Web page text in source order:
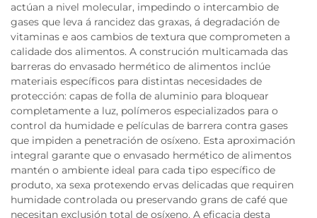
actúan a nivel molecular, impedindo o intercambio de
gases que leva á rancidez das graxas, á degradación de
vitaminas e aos cambios de textura que comprometen a
calidade dos alimentos. A construción multicamada das
barreras do envasado hermético de alimentos inclúe
materiais específicos para distintas necesidades de
protección: capas de folla de aluminio para bloquear
completamente a luz, polímeros especializados para o
control da humidade e películas de barrera contra gases
que impiden a penetración de osíxeno. Esta aproximación
integral garante que o envasado hermético de alimentos
mantén o ambiente ideal para cada tipo específico de
produto, xa sexa protexendo ervas delicadas que requiren
humidade controlada ou preservando grans de café que
necesitan exclusión total de osíxeno. A eficacia desta